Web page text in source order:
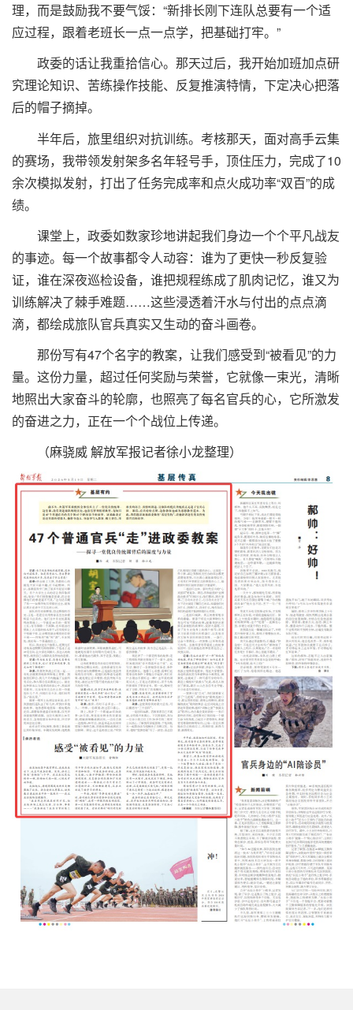
理，而是鼓励我不要气馁：“新排长刚下连队总要有一个适
应过程，跟着老班长一点一点学，把基础打牢。”
政委的话让我重拾信心。那天过后，我开始加班加点研
究理论知识、苦练操作技能、反复推演特情，下定决心把落
后的帽子摘掉。
半年后，旅里组织对抗训练。考核那天，面对高手云集
的赛场，我带领发射架多名年轻号手，顶住压力，完成了10
余次模拟发射，打出了任务完成率和点火成功率“双百”的成
绩。
课堂上，政委如数家珍地讲起我们身边一个个平凡战友
的事迹。每一个故事都令人动容：谁为了更快一秒反复验
证，谁在深夜巡检设备，谁把规程练成了肌肉记忆，谁又为
训练解决了棘手难题……这些浸透着汗水与付出的点点滴
滴，都绘成旅队官兵真实又生动的奋斗画卷。
那份写有47个名字的教案，让我们感受到“被看见”的力
量。这份力量，超过任何奖励与荣誉，它就像一束光，清晰
地照出大家奋斗的轮廓，也照亮了每名官兵的心，它所激发
的奋进之力，正在一个个战位上传递。
（麻骁威 解放军报记者徐小龙整理）